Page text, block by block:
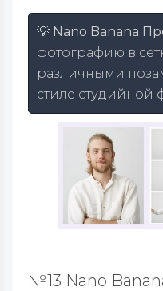
💡 Nano Banana
фотографию в
различными
стиле студийной
№13 Nano